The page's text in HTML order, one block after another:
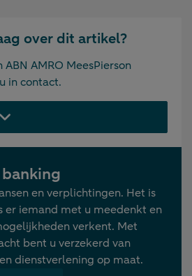
over dit artikel?
AMRO MeesPierson
in contact.
en verplichtingen. Het is
iemand met u meedenkt en
verkent. Met
bent u verzekerd van
dienstverlening op maat.